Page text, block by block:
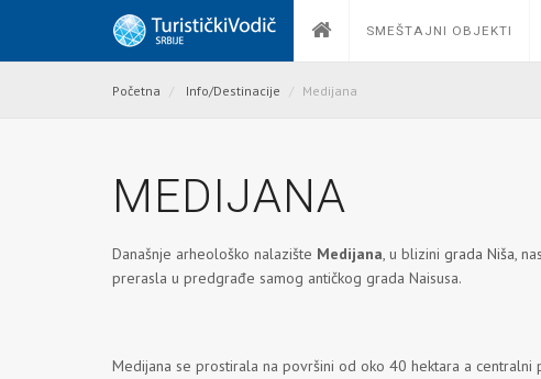
SMEŠTAJNI OBJEKTI
Početna Info/Destinacije Medijana
MEDIJANA
Današnje arheološko nalazište Medijana, u blizini grada Niša,
prerasla u predgrađe samog antičkog grada Naisusa.
Medijana se prostirala na površini od oko 40 hektara a